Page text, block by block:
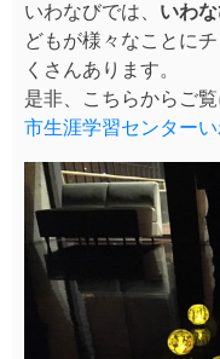
いわなびでは、 いわ
どもが様々なことに
くさんあります。
是非、こちらからご
市生涯学習センター